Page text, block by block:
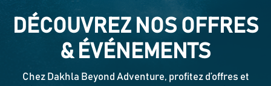
DÉCOUVREZ NOS OFFRES
& ÉVÉNEMENTS
Chez Dakhla Beyond Adventure, profitez d’offres et